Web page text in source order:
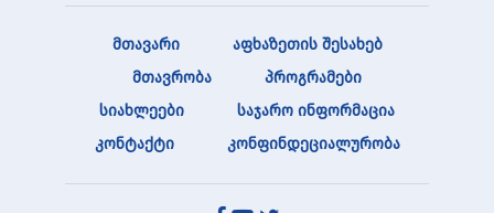
მთავარი
აფხაზეთის შესახებ
მთავრობა
პროგრამები
სიახლეები
საჯარო ინფორმაცია
კონტაქტი
კონფინდეციალურობა